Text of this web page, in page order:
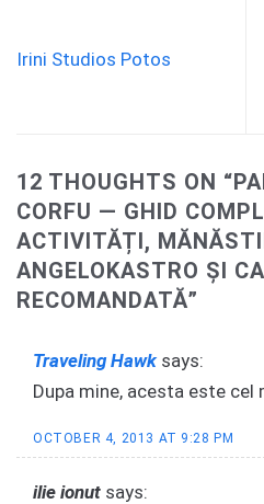
Irini Studios Potos
12 THOUGHTS ON “
CORFU — GHID
ACTIVITĂȚI,
ANGELOKASTRO ȘI
RECOMANDATĂ”
Traveling Hawk says:
Dupa mine, acesta este
OCTOBER 4, 2013 AT 9:28 PM
ilie ionut says: